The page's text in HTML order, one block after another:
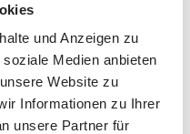
und Anzeigen zu
Medien anbieten
Website zu
Informationen zu Ihrer
unsere Partner für
2020, 2021, 2022,
2023